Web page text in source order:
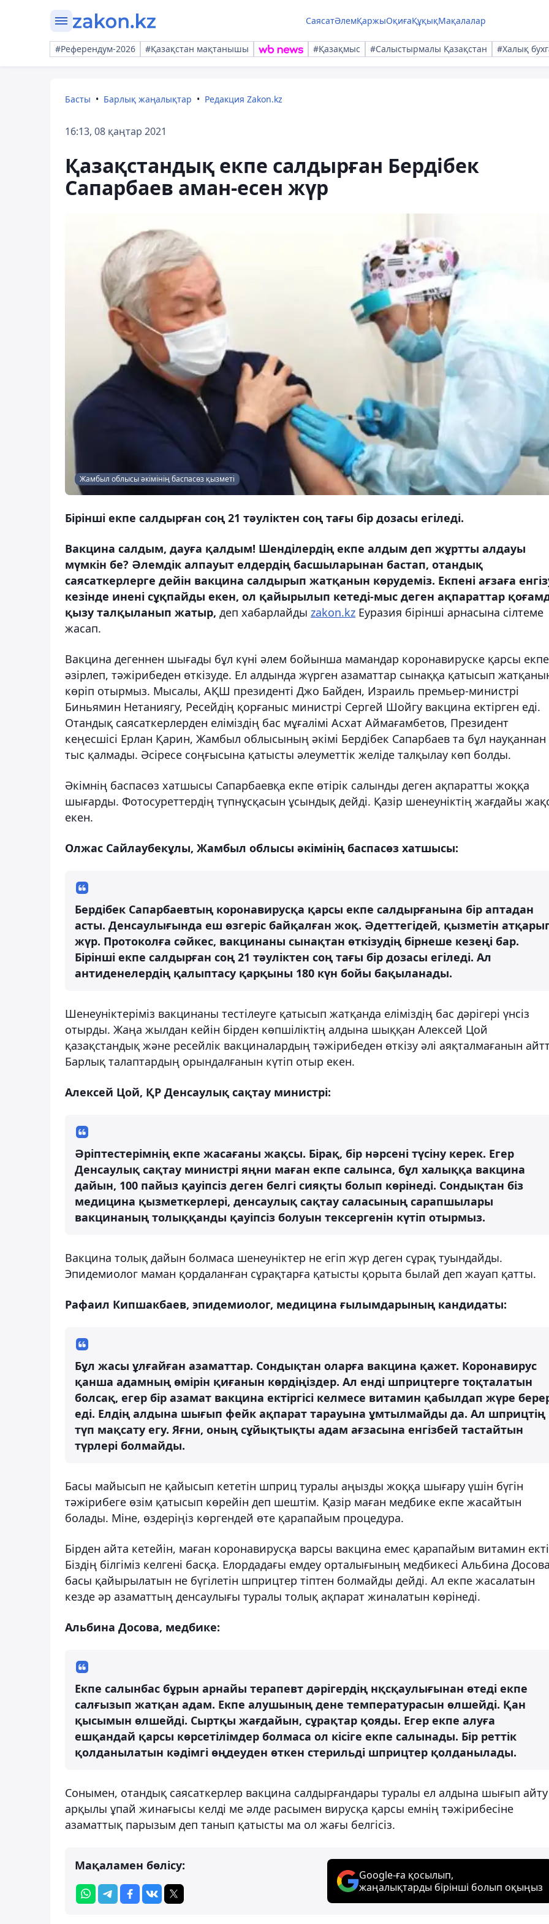
СаясатӘлемҚаржыОқиғаҚұқықМақалалар
#Референдум-2026 #Қазақстан мақтанышы #Қазақмыс #Салыстырмалы Қазақстан #Халық
Басты Барлық жаңалықтар Редакция Zakon.kz
16:13, 08 қаңтар 2021
Қазақстандық екпе салдырған Бердібек
Сапарбаев аман-есен жүр
Жамбыл облысы әкімінің баспасөз қызметі
Бірінші екпе салдырған соң 21 тәуліктен соң тағы бір дозасы егіледі.
Вакцина салдым, дауға қалдым! Шенділердің екпе алдым деп жұртты алдауы
мүмкін бе? Әлемдік алпауыт елдердің басшыларынан бастап, отандық
саясаткерлерге дейін вакцина салдырып жатқанын көрудеміз. Екпені ағзаға
кезінде инені сұқпайды екен, ол қайырылып кетеді-мыс деген ақпараттар
қызу талқыланып жатыр, деп хабарлайды zakon.kz Еуразия бірінші арнасына сілтеме
жасап.
Вакцина дегеннен шығады бұл күні әлем бойынша мамандар коронавируске қарсы
әзірлеп, тәжірибеден өткізуде. Ел алдында жүрген азаматтар сынаққа қатысып
көріп отырмыз. Мысалы, АҚШ президенті Джо Байден, Израиль премьер-министрі
Биньямин Нетаниягу, Ресейдің қорғаныс министрі Сергей Шойгу вакцина ектірген еді.
Отандық саясаткерлерден еліміздің бас мұғалімі Асхат Аймағамбетов, Президент
кеңесшісі Ерлан Қарин, Жамбыл облысының әкімі Бердібек Сапарбаев та бұл науқаннан
тыс қалмады. Әсіресе соңғысына қатысты әлеуметтік желіде талқылау көп болды.
Әкімнің баспасөз хатшысы Сапарбаевқа екпе өтірік салынды деген ақпаратты жоққа
шығарды. Фотосуреттердің түпнұсқасын ұсындық дейді. Қазір шенеуніктің жағдайы
екен.
Олжас Сайлаубекұлы, Жамбыл облысы әкімінің баспасөз хатшысы:
Бердібек Сапарбаевтың коронавирусқа қарсы екпе салдырғанына бір аптадан
асты. Денсаулығында еш өзгеріс байқалған жоқ. Әдеттегідей, қызметін
жүр. Протоколға сәйкес, вакцинаны сынақтан өткізудің бірнеше кезеңі бар.
Бірінші екпе салдырған соң 21 тәуліктен соң тағы бір дозасы егіледі. Ал
антиденелердің қалыптасу қарқыны 180 күн бойы бақыланады.
Шенеуніктеріміз вакцинаны тестілеуге қатысып жатқанда еліміздің бас дәрігері үнсіз
отырды. Жаңа жылдан кейін бірден көпшіліктің алдына шыққан Алексей Цой
қазақстандық және ресейлік вакциналардың тәжірибеден өткізу әлі аяқталмағанын
Барлық талаптардың орындалғанын күтіп отыр екен.
Алексей Цой, ҚР Денсаулық сақтау министрі:
Әріптестерімнің екпе жасағаны жақсы. Бірақ, бір нәрсені түсіну керек. Егер
Денсаулық сақтау министрі яңни маған екпе салынса, бұл халыққа вакцина
дайын, 100 пайыз қауіпсіз деген белгі сияқты болып көрінеді. Сондықтан біз
медицина қызметкерлері, денсаулық сақтау саласының сарапшылары
вакцинаның толыққанды қауіпсіз болуын тексергенін күтіп отырмыз.
Вакцина толық дайын болмаса шенеуніктер не егіп жүр деген сұрақ туындайды.
Эпидемиолог маман қордаланған сұрақтарға қатысты қорыта былай деп жауап қатты.
Рафаил Кипшакбаев, эпидемиолог, медицина ғылымдарының кандидаты:
Бұл жасы ұлғайған азаматтар. Сондықтан оларға вакцина қажет. Коронавирус
қанша адамның өмірін қиғанын көрдіңіздер. Ал енді шприцтерге тоқталатын
болсақ, егер бір азамат вакцина ектіргісі келмесе витамин қабылдап жүре
еді. Елдің алдына шығып фейк ақпарат тарауына ұмтылмайды да. Ал шприцтің
түп мақсату егу. Яғни, оның сұйықтықты адам ағзасына енгізбей тастайтын
түрлері болмайды.
Басы майысып не қайысып кететін шприц туралы аңызды жоққа шығару үшін бүгін
тәжірибеге өзім қатысып көрейін деп шештім. Қазір маған медбике екпе жасайтын
болады. Міне, өздеріңіз көргендей өте қарапайым процедура.
Бірден айта кетейін, маған коронавирусқа варсы вакцина емес қарапайым витамин
Біздің білгіміз келгені басқа. Елордадағы емдеу орталығының медбикесі Альбина Досова
басы қайырылатын не бүгілетін шприцтер тіптен болмайды дейді. Ал екпе жасалатын
кезде әр азаматтың денсаулығы туралы толық ақпарат жиналатын көрінеді.
Альбина Досова, медбике:
Екпе салынбас бұрын арнайы терапевт дәрігердің нқсқаулығынан өтеді екпе
салғызып жатқан адам. Екпе алушының дене температурасын өлшейді. Қан
қысымын өлшейді. Сыртқы жағдайын, сұрақтар қояды. Егер екпе алуға
ешқандай қарсы көрсетілімдер болмаса ол кісіге екпе салынады. Бір реттік
қолданылатын кәдімгі өңдеуден өткен стерильді шприцтер қолданылады.
Сонымен, отандық саясаткерлер вакцина салдырғандары туралы ел алдына шығып айту
арқылы ұпай жинағысы келді ме әлде расымен вирусқа қарсы емнің тәжірибесіне
азаматтық парызым деп танып қатысты ма ол жағы белгісіз.
Мақаламен бөлісу:
Google-ға қосылып,
жаңалықтарды бірінші болып оқыңыз